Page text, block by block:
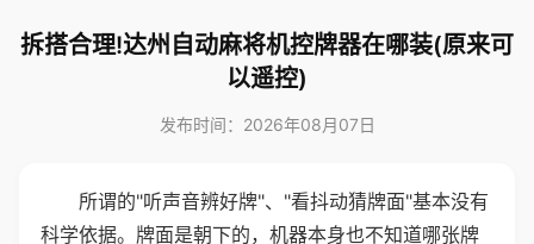
拆搭合理!达州自动麻将机控牌器在哪装(原来可
以遥控)
发布时间：2026年08月07日
所谓的"听声音辨好牌"、"看抖动猜牌面"基本没有
科学依据。牌面是朝下的，机器本身也不知道哪张牌